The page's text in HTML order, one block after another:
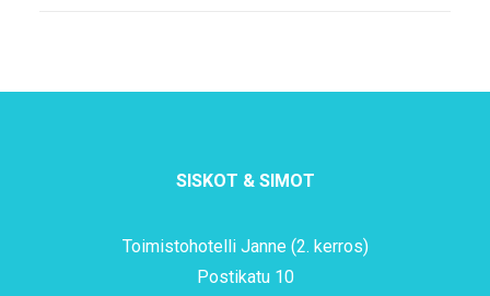
SISKOT & SIMOT
Toimistohotelli Janne (2. kerros)
Postikatu 10